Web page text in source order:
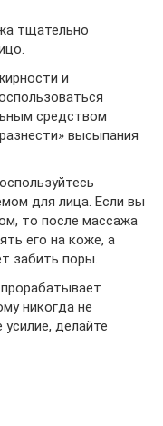
тщательно
и
средством
высыпания
для лица. Если вы
то после массажа
его на коже, а
забить поры.
никогда не
делайте